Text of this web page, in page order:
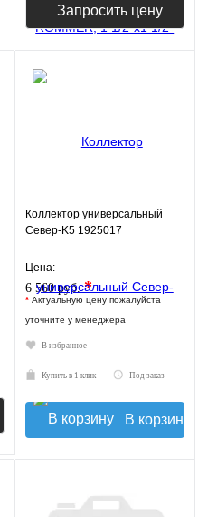
Запросить цену
Коллектор универсальный
Север-K5 1925017
Цена:
6 560 руб.*
* Актуальную цену пожалуйста
уточните у менеджера
В избранное
Купить в 1 клик Под заказ
В корзину